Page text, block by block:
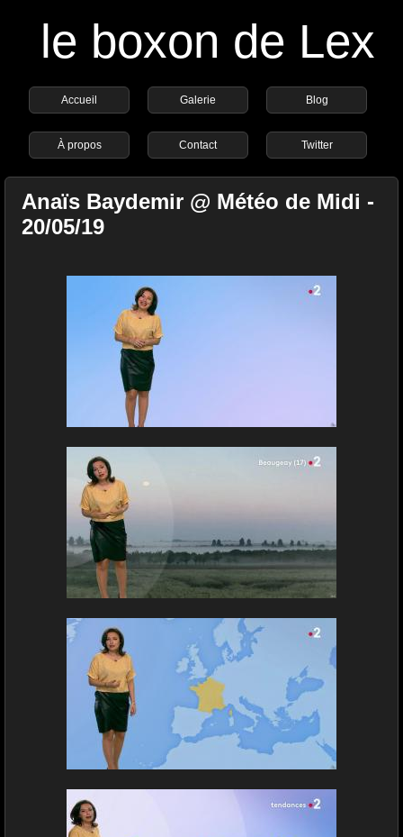
le boxon de Lex
Accueil Galerie Blog
À propos Contact Twitter
Anaïs Baydemir @ Météo de Midi -
20/05/19